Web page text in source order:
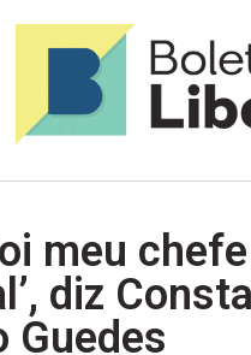
meu
diz
Guedes